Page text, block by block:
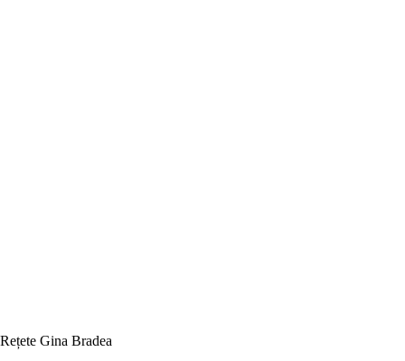
Rețete Gina Bradea